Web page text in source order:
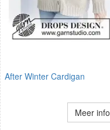
After Winter Cardigan
Meer info